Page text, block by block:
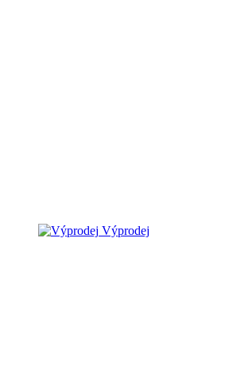
Výprodej